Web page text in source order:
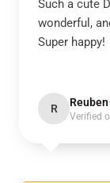
Such a cute
wonderful,
Super happy!
R Reuben
Verified